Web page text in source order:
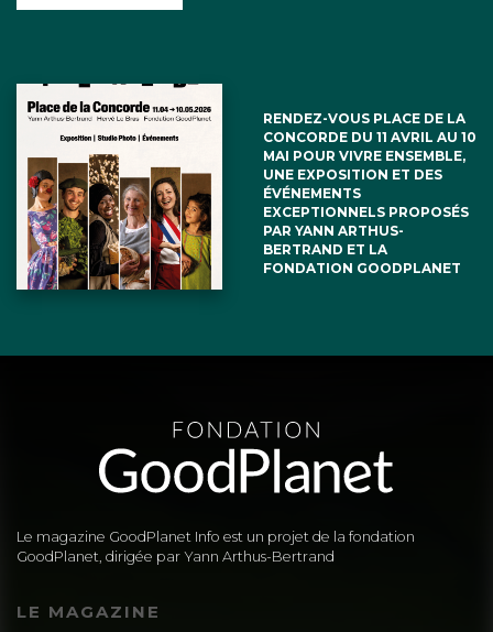
RENDEZ-VOUS PLACE DE LA
CONCORDE DU 11 AVRIL AU 10
MAI POUR VIVRE ENSEMBLE,
UNE EXPOSITION ET DES
ÉVÉNEMENTS
EXCEPTIONNELS PROPOSÉS
PAR YANN ARTHUS-
BERTRAND ET LA
FONDATION GOODPLANET
Le magazine GoodPlanet Info est un projet de la fondation
GoodPlanet, dirigée par Yann Arthus-Bertrand
LE MAGAZINE